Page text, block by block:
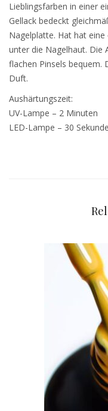
Lieblingsfarben in einer
Gellack bedeckt
Nagelplatte. Hat hat
unter die Nagelhaut. Die
flachen Pinsels bequem.
Duft.
Aushärtungszeit:
UV-Lampe – 2 Minuten
LED-Lampe – 30